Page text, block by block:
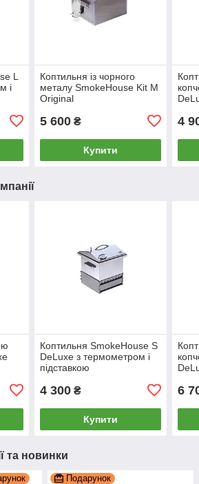
L
і
Коптильня із чорного
металу SmokeHouse Kit M
Original
5 600₴
Купити
4
Коптильня SmokeHouse S
DeLuxe з термометром і
підставкою
4 300₴
Купити
6
та новинки
Подарунок